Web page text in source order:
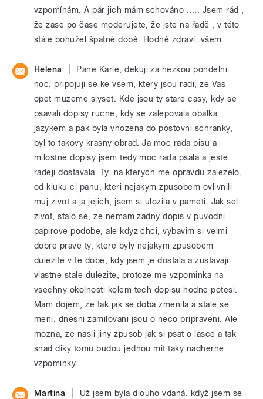
vzpomínám. A pár jich mám schováno ..... Jsem rád ,
že zase po čase moderujete, že jste na řadě , v této
stále bohužel špatné době. Hodně zdraví..všem
Helena
Pane Karle, dekuji za hezkou pondelni
noc, pripojuji se ke vsem, ktery jsou radi, ze Vas
opet muzeme slyset. Kde jsou ty stare casy, kdy se
psavali dopisy rucne, kdy se zalepovala obalka
jazykem a pak byla vhozena do postovni schranky,
byl to takovy krasny obrad. Ja moc rada pisu a
milostne dopisy jsem tedy moc rada psala a jeste
radeji dostavala. Ty, na kterych me opravdu zalezelo,
od kluku ci panu, kteri nejakym zpusobem ovlivnili
muj zivot a ja jejich, jsem si ulozila v pameti. Jak sel
zivot, stalo se, ze nemam zadny dopis v puvodni
papirove podobe, ale kdyz chci, vybavim si velmi
dobre prave ty, ktere byly nejakym zpusobem
dulezite v te dobe, kdy jsem je dostala a zustavaji
vlastne stale dulezite, protoze me vzpominka na
vsechny okolnosti kolem tech dopisu hodne potesi.
Mam dojem, ze tak jak se doba zmenila a stale se
meni, dnesni zamilovani jsou o neco pripraveni. Ale
mozna, ze nasli jiny zpusob jak si psat o lasce a tak
snad diky tomu budou jednou mit taky nadherne
vzpominky.
Martina
Už jsem byla dlouho vdaná, když jsem se